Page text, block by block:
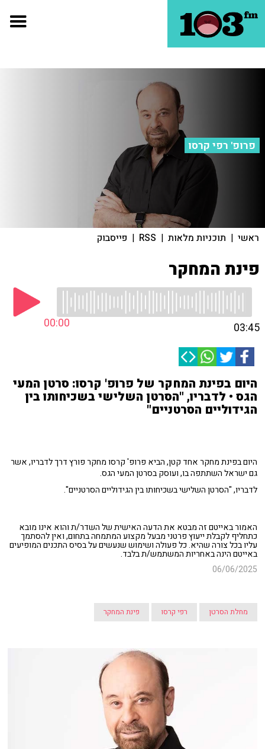
פרופ' רפי קרסו
ראשי | תוכניות מלאות |
RSS
| פייסבוק
פינת המחקר
00:00 03:45
היום בפינת המחקר של פרופ' קרסו: סרטן המעי
הגס • לדבריו, "הסרטן השלישי בשכיחותו בין
הגידוליים הסרטניים"
היום בפינת מחקר אחד קטן, הביא פרופ' קרסו מחקר פורץ דרך לדבריו, אשר
גם ישראל השתתפה בו, ועוסק בסרטן המעי הגס.
לדבריו, "הסרטן השלישי בשכיחותו בין הגידוליים הסרטניים".
האמור באייטם זה מבטא את הדעה האישית של השדר/ת והוא אינו מובא
כתחליף לקבלת ייעוץ פרטני מבעל מקצוע המתמחה בתחום, ואין להסתמך
עליו בכל צורה שהיא. כל פעולה ושימוש שנעשים על בסיס התכנים המופיעים
באייטם הינה באחריות המשתמש/ת בלבד.
06/06/2025
מחלת הסרטן רפי קרסו פינת המחקר